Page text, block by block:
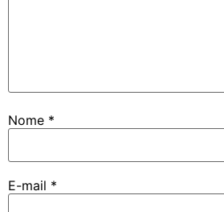
Nome *
E-mail *